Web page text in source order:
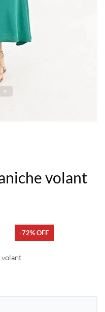
volant
-72% OFF